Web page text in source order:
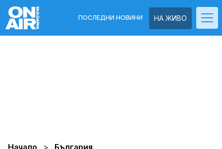
НА ЖИВО
ПОСЛЕДНИ НОВИНИ
Начало България